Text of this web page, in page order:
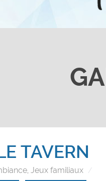
TAVERN
, Jeux familiaux